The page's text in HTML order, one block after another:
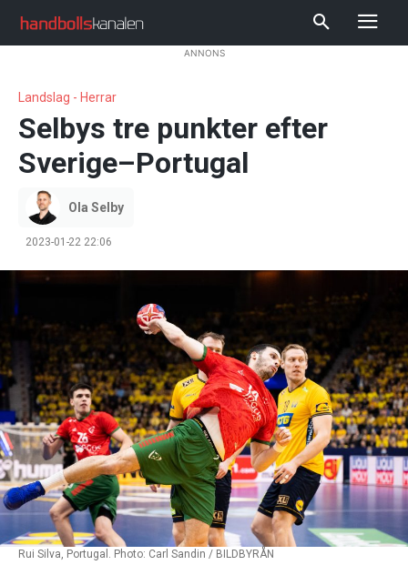
ANNONS
Landslag - Herrar
Selbys tre punkter efter
Sverige–Portugal
Ola Selby
2023-01-22 22:06
Rui Silva, Portugal. Photo: Carl Sandin / BILDBYRÅN